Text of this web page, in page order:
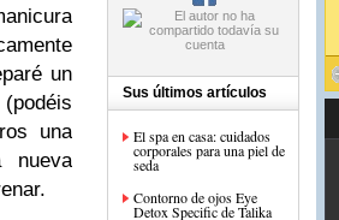
un
una
nueva
Sus últimos artículos
El spa en casa: cuidados
corporales para una piel de
seda
Contorno de ojos Eye
Detox Specific de Talika